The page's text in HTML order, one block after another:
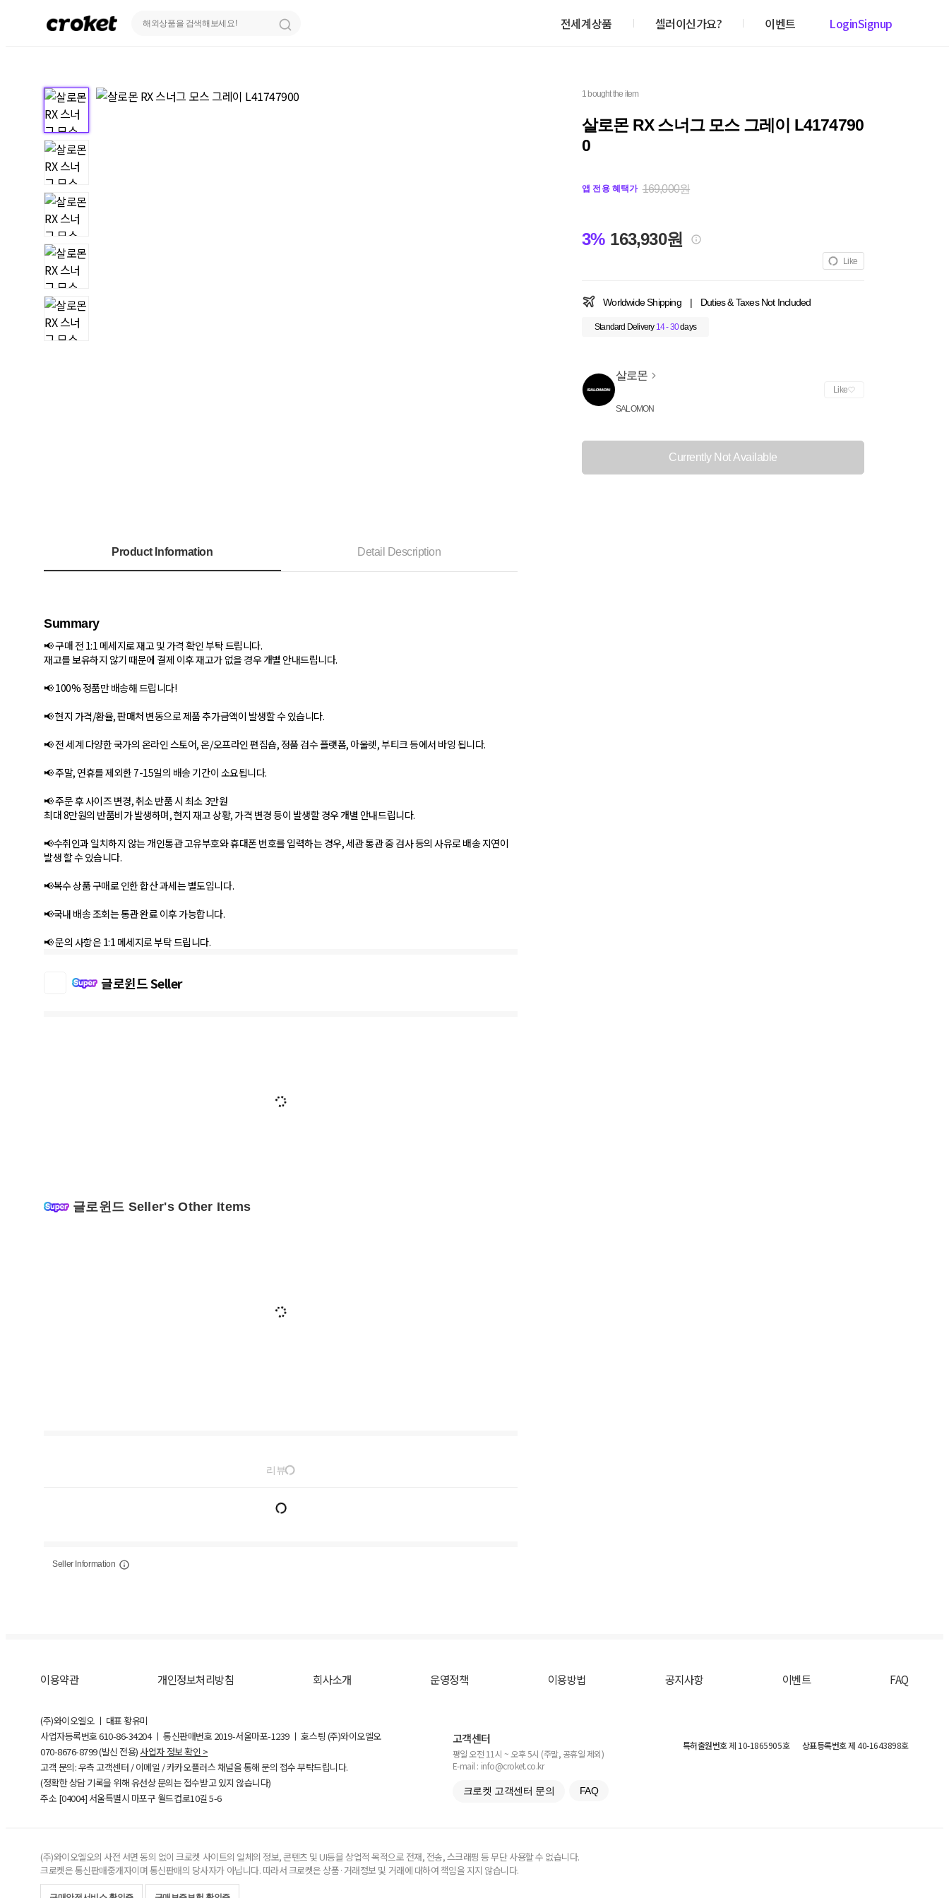
전세계상품 셀러이신가요? 이벤트 LoginSignup
1 bought the item
살로몬 RX 스너그 모스 그레이 L4174790
0
앱 전용 혜택가 169,000원
3% 163,930원
Like
Worldwide Shipping | Duties & Taxes Not Included
Standard Delivery 14 - 30days
살로몬
SALOMON
Like
Currently Not Available
Product Information Detail Description
Summary
📢 구매 전 1:1 메세지로 재고 및 가격 확인 부탁 드립니다.
재고를 보유하지 않기 때문에 결제 이후 재고가 없을 경우 개별 안내드립니다.
📢 100% 정품만 배송해 드립니다!
📢 현지 가격/환율, 판매처 변동으로 제품 추가금액이 발생할 수 있습니다.
📢 전 세계 다양한 국가의 온라인 스토어, 온/오프라인 편집숍, 정품 검수 플랫폼, 아울렛, 부티크 등에서 바잉 됩니다.
📢 주말, 연휴를 제외한 7-15일의 배송 기간이 소요됩니다.
📢 주문 후 사이즈 변경, 취소 반품 시 최소 3만원
최대 8만원의 반품비가 발생하며, 현지 재고 상황, 가격 변경 등이 발생할 경우 개별 안내드립니다.
📢수취인과 일치하지 않는 개인통관 고유부호와 휴대폰 번호를 입력하는 경우, 세관 통관 중 검사 등의 사유로 배송 지연이
발생 할 수 있습니다.
📢복수 상품 구매로 인한 합산 과세는 별도입니다.
📢국내 배송 조회는 통관 완료 이후 가능합니다.
📢 문의 사항은 1:1 메세지로 부탁 드립니다.
글로윈드 Seller
글로윈드 Seller's Other Items
리뷰
Seller Information
이용약관 개인정보처리방침 회사소개 운영정책 이용방법 공지사항 이벤트 FAQ
(주)와이오엘오 ㅣ 대표 황유미
사업자등록번호610-86-34204ㅣ 통신판매번호 2019-서울마포-1239 ㅣ 호스팅 (주)와이오엘오
070-8676-8799 (발신 전용) 사업자 정보 확인 >
고객 문의: 우측 고객센터 / 이메일 / 카카오플러스 채널을 통해 문의 접수 부탁드립니다.
(정확한 상담 기록을 위해 유선상 문의는 접수받고 있지 않습니다)
주소 [04004] 서울특별시 마포구 월드컵로10길5-6
고객센터
평일 오전 11시 ~ 오후 5시 (주말, 공휴일 제외)
E-mail : info@croket.co.kr
크로켓 고객센터 문의 FAQ
특허출원번호제 10-1865905호 상표등록번호제 40-1643898호
(주)와이오엘오의 사전 서면 동의 없이 크로켓 사이트의 일체의 정보, 콘텐츠 및 UI등을 상업적 목적으로 전재, 전송, 스크래핑 등 무단 사용할 수 없습니다.
크로켓은 통신판매중개자이며 통신판매의 당사자가 아닙니다. 따라서 크로켓은 상품·거래정보 및 거래에 대하여 책임을 지지 않습니다.